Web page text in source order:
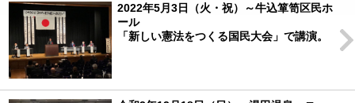
2022年5月3日（火・祝）～牛込箪笥区民ホ
ール
「新しい憲法をつくる国民大会」で講演。